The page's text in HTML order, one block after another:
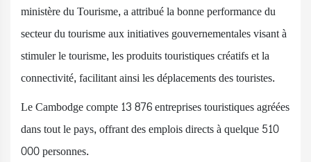
ministère du Tourisme, a attribué la bonne performance du
secteur du tourisme aux initiatives gouvernementales visant à
stimuler le tourisme, les produits touristiques créatifs et la
connectivité, facilitant ainsi les déplacements des touristes.
Le Cambodge compte 13 876 entreprises touristiques agréées
dans tout le pays, offrant des emplois directs à quelque 510
000 personnes.